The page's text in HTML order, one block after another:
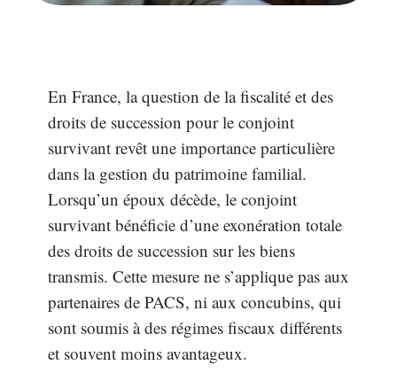
En France, la question de la fiscalité et des
droits de succession pour le conjoint
survivant revêt une importance particulière
dans la gestion du patrimoine familial.
Lorsqu’un époux décède, le conjoint
survivant bénéficie d’une exonération totale
des droits de succession sur les biens
transmis. Cette mesure ne s’applique pas aux
partenaires de PACS, ni aux concubins, qui
sont soumis à des régimes fiscaux différents
et souvent moins avantageux.